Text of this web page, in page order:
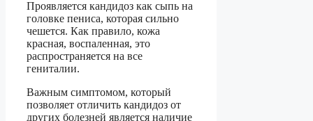
Проявляется кандидоз как сыпь на
головке пениса, которая сильно
чешется. Как правило, кожа
красная, воспаленная, это
распространяется на все
гениталии.
Важным симптомом, который
позволяет отличить кандидоз от
других болезней является наличие